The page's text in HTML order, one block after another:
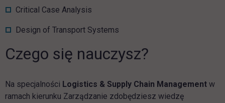
Critical Case Analysis
Design of Transport Systems
Czego się nauczysz?
Na specjalności Logistics & Supply Chain Management w
ramach kierunku Zarządzanie zdobędziesz wiedzę